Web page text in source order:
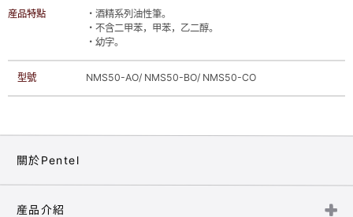
産品特點
・酒精系列油性筆。
・不含二甲苯，甲苯，乙二醇。
・幼字。
型號 NMS50-AO/ NMS50-BO/ NMS50-CO
關於Pentel
産品介紹